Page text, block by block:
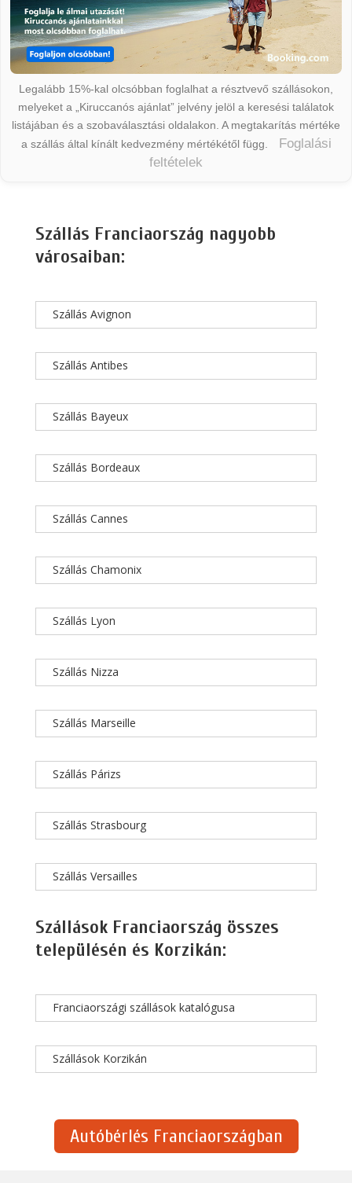
Legalább 15%-kal olcsóbban foglalhat a résztvevő szállásokon,
melyeket a „Kiruccanós ajánlat” jelvény jelöl a keresési találatok
listájában és a szobaválasztási oldalakon. A megtakarítás mértéke
a szállás által kínált kedvezmény mértékétől függ.
Foglalási
feltételek
Szállás Franciaország nagyobb
városaiban:
Szállás Avignon
Szállás Antibes
Szállás Bayeux
Szállás Bordeaux
Szállás Cannes
Szállás Chamonix
Szállás Lyon
Szállás Nizza
Szállás Marseille
Szállás Párizs
Szállás Strasbourg
Szállás Versailles
Szállások Franciaország összes
településén és Korzikán:
Franciaországi szállások katalógusa
Szállások Korzikán
Autóbérlés Franciaországban